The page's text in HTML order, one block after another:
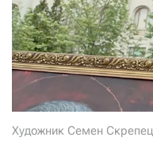
Художник Семен